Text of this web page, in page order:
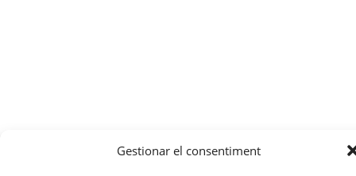
Gestionar el consentiment